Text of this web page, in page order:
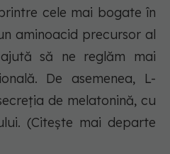
cele mai bogate în
aminoacid precursor al
să ne reglăm mai
De asemenea, L-
de melatonină, cu
(Citește mai departe